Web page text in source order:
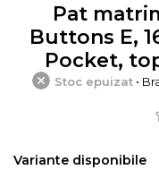
Pat
Buttons E,
Pocket,
Stoc epuizat •
Variante disponibile